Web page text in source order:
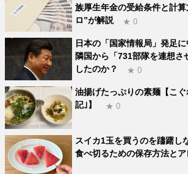
族厚生年金の受給条件と計
ロ”が解説
★ 0
日本の「国家情報局」発足
隣国から「731部隊を連想さ
したのか？
★ 0
油揚げたっぷりの素麺【こ
記｣】
★ 0
スイカ1玉を買うのを躊躇し
食べ切るための保存方法と